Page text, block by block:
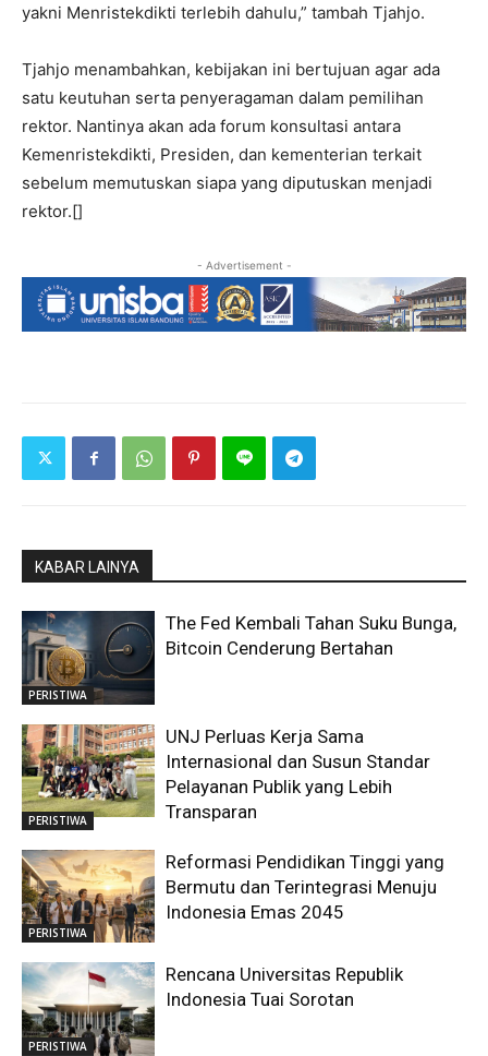
yakni Menristekdikti terlebih dahulu,” tambah Tjahjo.
Tjahjo menambahkan, kebijakan ini bertujuan agar ada
satu keutuhan serta penyeragaman dalam pemilihan
rektor. Nantinya akan ada forum konsultasi antara
Kemenristekdikti, Presiden, dan kementerian terkait
sebelum memutuskan siapa yang diputuskan menjadi
rektor.[]
- Advertisement -
KABAR LAINYA
PERISTIWA
The Fed Kembali Tahan Suku Bunga,
Bitcoin Cenderung Bertahan
PERISTIWA
UNJ Perluas Kerja Sama
Internasional dan Susun Standar
Pelayanan Publik yang Lebih
Transparan
PERISTIWA
Reformasi Pendidikan Tinggi yang
Bermutu dan Terintegrasi Menuju
Indonesia Emas 2045
PERISTIWA
Rencana Universitas Republik
Indonesia Tuai Sorotan